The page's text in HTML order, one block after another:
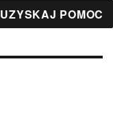
UZYSKAJ POMOC